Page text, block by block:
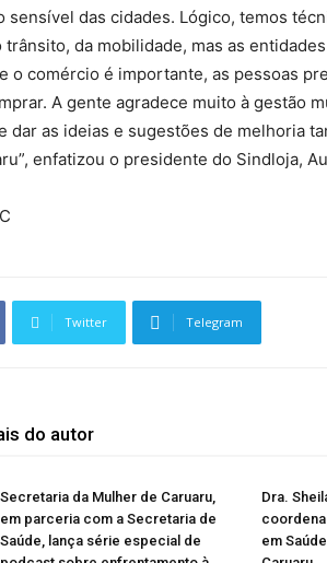
das cidades. Lógico, temos
da mobilidade, mas as
o comércio é importante, as pessoas
A gente agradece muito à gestão
dar as ideias e sugestões de melhoria
enfatizou o presidente do Sindloja,
Twitter Telegram
do autor
Secretaria da Mulher de Caruaru,
em parceria com a Secretaria de
Saúde, lança série especial de
Dra.
em